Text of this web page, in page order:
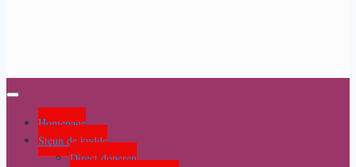
Homepage
Steun de kudde
Direct doneren